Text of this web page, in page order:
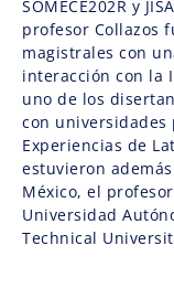
SOMECE202R y
profesor Collazos
magistrales con
interacción con la
uno de los
con universidades
Experiencias de
estuvieron
México, el
Universidad
Technical